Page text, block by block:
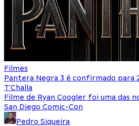
Filmes
Pantera Negra 3 é confirmado para
T'Challa
Filme de Ryan Coogler foi uma das
San Diego Comic-Con
Pedro Siqueira